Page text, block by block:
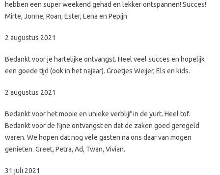
hebben een super weekend gehad en lekker ontspannen! Succes!
Mirte, Jonne, Roan, Ester, Lena en Pepijn
2 augustus 2021
Bedankt voor je hartelijke ontvangst. Heel veel succes en hopelijk
een goede tijd (ook in het najaar). Groetjes Weijer, Els en kids.
2 augustus 2021
Bedankt voor het mooie en unieke verblijf in de yurt. Heel tof.
Bedankt voor de fijne ontvangst en dat de zaken goed geregeld
waren. We hopen dat nog vele gasten na ons daar van mogen
genieten. Greet, Petra, Ad, Twan, Vivian.
31 juli 2021